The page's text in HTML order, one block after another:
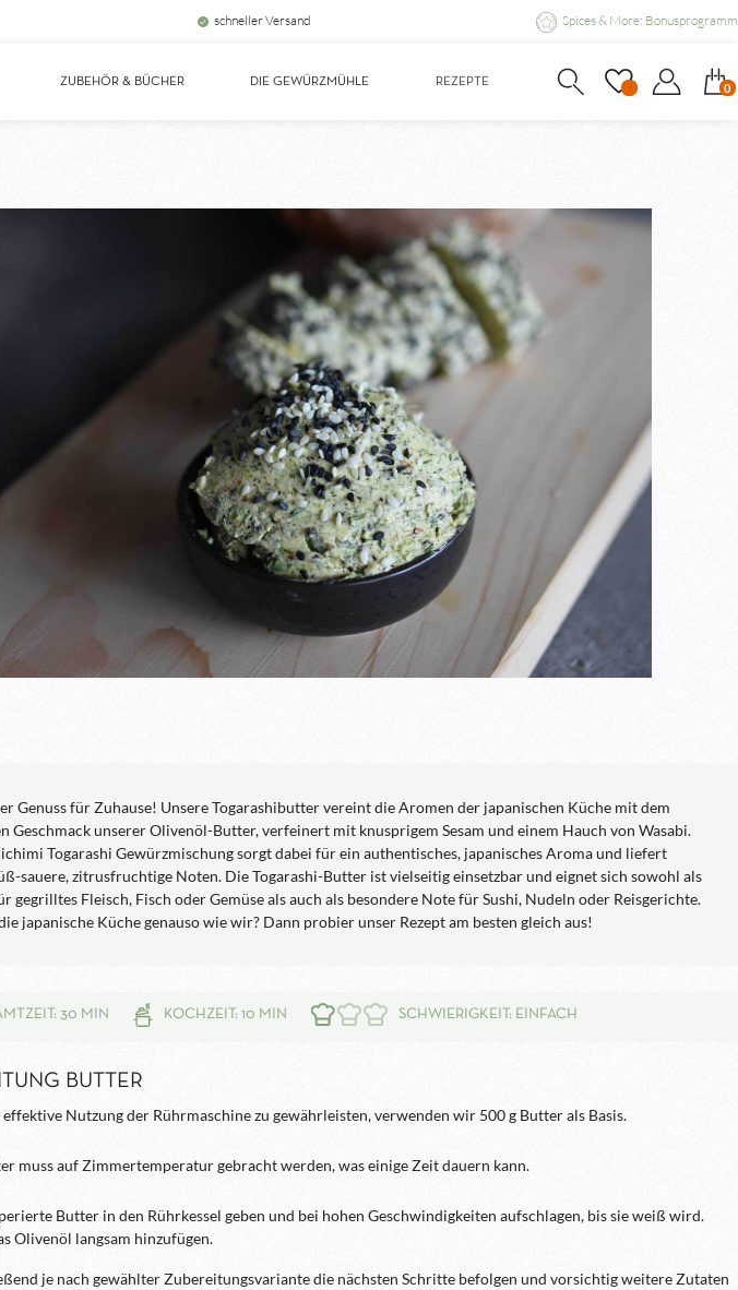
schneller Versand Spices & More: Bonusprogramm
ZUBEHÖR & BÜCHER DIE GEWÜRZMÜHLE REZEPTE 0
Genuss für Zuhause! Unsere Togarashibutter vereint die Aromen der japanischen Küche mit dem
Geschmack unserer Olivenöl-Butter, verfeinert mit knusprigem Sesam und einem Hauch von Wasabi.
Togarashi Gewürzmischung sorgt dabei für ein authentisches, japanisches Aroma und liefert
sauere, zitrusfruchtige Noten. Die Togarashi-Butter ist vielseitig einsetzbar und eignet sich sowohl als
gegrilltes Fleisch, Fisch oder Gemüse als auch als besondere Note für Sushi, Nudeln oder Reisgerichte.
japanische Küche genauso wie wir? Dann probier unser Rezept am besten gleich aus!
30 MIN KOCHZEIT: 10 MIN SCHWIERIGKEIT: EINFACH
BUTTER
effektive Nutzung der Rührmaschine zu gewährleisten, verwenden wir 500 g Butter als Basis.
muss auf Zimmertemperatur gebracht werden, was einige Zeit dauern kann.
Butter in den Rührkessel geben und bei hohen Geschwindigkeiten aufschlagen, bis sie weiß wird.
Olivenöl langsam hinzufügen.
je nach gewählter Zubereitungsvariante die nächsten Schritte befolgen und vorsichtig weitere Zutaten